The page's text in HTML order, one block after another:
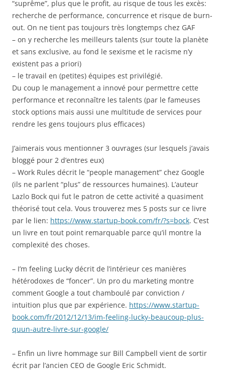
“suprême”, plus que le profit, au risque de tous les excès:
recherche de performance, concurrence et risque de burn-
out. On ne tient pas toujours très longtemps chez GAF
– on y recherche les meilleurs talents (sur toute la planète
et sans exclusive, au fond le sexisme et le racisme n’y
existent pas a priori)
– le travail en (petites) équipes est privilégié.
Du coup le management a innové pour permettre cette
performance et reconnaître les talents (par le fameuses
stock options mais aussi une multitude de services pour
rendre les gens toujours plus efficaces)
J’aimerais vous mentionner 3 ouvrages (sur lesquels j’avais
bloggé pour 2 d’entres eux)
– Work Rules décrit le “people management” chez Google
(ils ne parlent “plus” de ressources humaines). L’auteur
Lazlo Bock qui fut le patron de cette activité a quasiment
théorisé tout cela. Vous trouverez mes 5 posts sur ce livre
par le lien: https://www.startup-book.com/fr/?s=bock. C’est
un livre en tout point remarquable parce qu’il montre la
complexité des choses.
– I’m feeling Lucky décrit de l’intérieur ces manières
hétérodoxes de “foncer”. Un pro du marketing montre
comment Google a tout chamboulé par conviction /
intuition plus que par expérience. https://www.startup-
book.com/fr/2012/12/13/im-feeling-lucky-beaucoup-plus-
quun-autre-livre-sur-google/
– Enfin un livre hommage sur Bill Campbell vient de sortir
écrit par l’ancien CEO de Google Eric Schmidt.